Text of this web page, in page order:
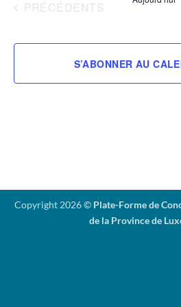
date.ÉVÈNEMENTS
PRÉCÉDENTS
S’ABONNER AU
Copyright 2026 © Plate-Forme de
de la Province de